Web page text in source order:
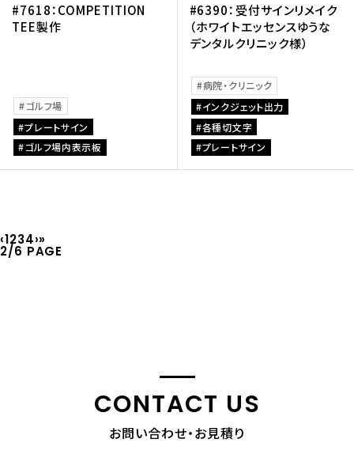
#7618：COMPETITION
TEE製作
ゴルフ場
プレートサイン
ゴルフ場内表示板
#6390：受付サインリメイク
（ホワイトエッセンスゆうな
デンタルクリニック様）
病院・クリニック
インクジェット出力
各種切文字
プレートサイン
‹1234›»
2/6 PAGE
CONTACT US
お問い合わせ・お見積り